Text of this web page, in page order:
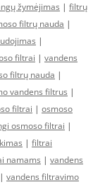
žymėjimas | filtrų
filtrų nauda |
|
filtrai | vandens
filtrų nauda |
vandens filtrus |
filtrai | osmoso
osmoso filtrai |
| filtrai
namams | vandens
| vandens filtravimo